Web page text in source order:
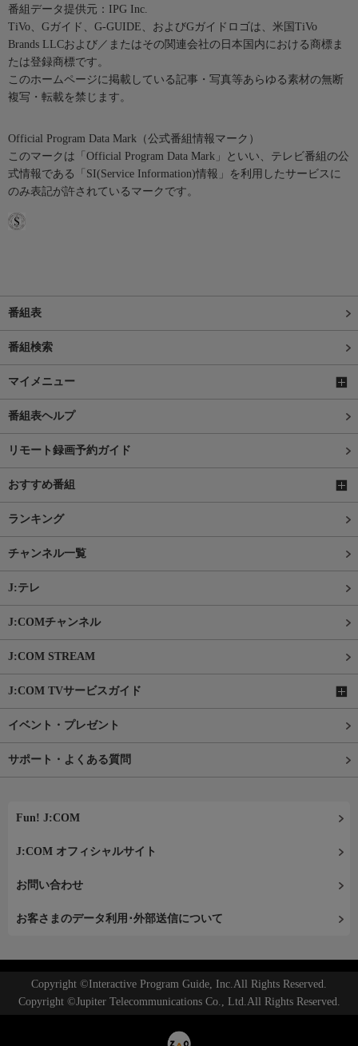
番組データ提供元：IPG Inc.
TiVo、Gガイド、G-GUIDE、およびGガイドロゴは、米国TiVo
Brands LLCおよび／またはその関連会社の日本国内における商標ま
たは登録商標です。
このホームページに掲載している記事・写真等あらゆる素材の無断
複写・転載を禁じます。
Official Program Data Mark（公式番組情報マーク）
このマークは「Official Program Data Mark」といい、テレビ番組の公
式情報である「SI(Service Information)情報」を利用したサービスに
のみ表記が許されているマークです。
番組表
番組検索
マイメニュー
番組表ヘルプ
リモート録画予約ガイド
おすすめ番組
ランキング
チャンネル一覧
J:テレ
J:COMチャンネル
J:COM STREAM
J:COM TVサービスガイド
イベント・プレゼント
サポート・よくある質問
Fun! J:COM
J:COM オフィシャルサイト
お問い合わせ
お客さまのデータ利用･外部送信について
Copyright ©Interactive Program Guide, Inc.All Rights Reserved.
Copyright ©Jupiter Telecommunications Co., Ltd.All Rights Reserved.